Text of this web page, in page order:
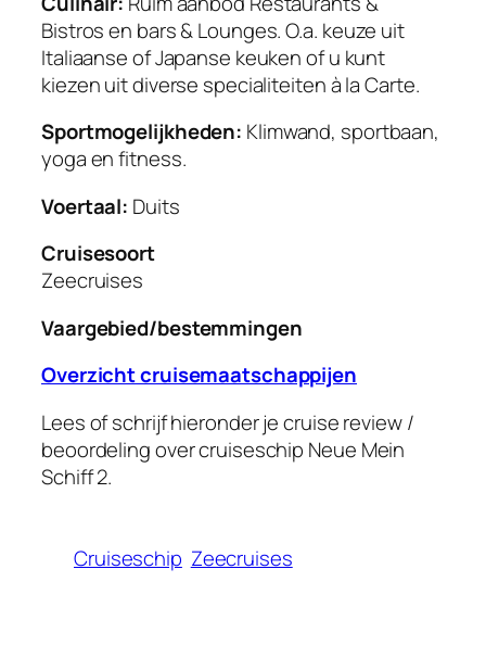
Bistros en bars & Lounges. O.a. keuze uit
Italiaanse of Japanse keuken of u kunt
kiezen uit diverse specialiteiten à la Carte.
Sportmogelijkheden: Klimwand, sportbaan,
yoga en fitness.
Voertaal: Duits
Cruisesoort
Zeecruises
Vaargebied/bestemmingen
Overzicht cruisemaatschappijen
Lees of schrijf hieronder je cruise review /
beoordeling over cruiseschip Neue Mein
Schiff 2.
Cruiseschip Zeecruises